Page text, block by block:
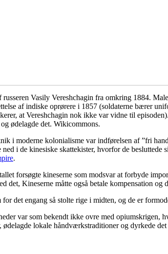
Vasily Vereshchagin fra omkring 1884.
af indiske oprørere i 1857 (soldaterne bærer
at Vereshchagin nok ikke var vidne til
ødelagde det. Wikicommons.
i moderne kolonialisme var indførelsen af ”fri
i de kinesiske skattekister, hvorfor de
.
forsøgte kineserne som modsvar at forbyde
det, Kineserne måtte også betale kompensation og
det engang så stolte rige i midten, og de er
var som bekendt ikke ovre med opiumskrigen,
ødelagde lokale håndværkstraditioner og dyrkede